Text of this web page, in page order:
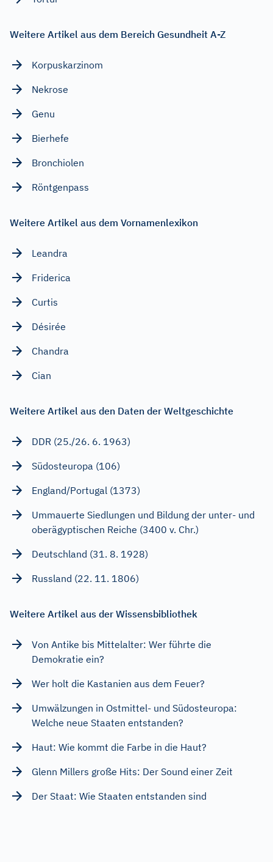
Weitere Artikel aus dem Bereich Gesundheit A-Z
Korpuskarzinom
Nekrose
Genu
Bierhefe
Bronchiolen
Röntgenpass
Weitere Artikel aus dem Vornamenlexikon
Leandra
Friderica
Curtis
Désirée
Chandra
Cian
Weitere Artikel aus den Daten der Weltgeschichte
DDR (25./26. 6. 1963)
Südosteuropa (106)
England/Portugal (1373)
Ummauerte Siedlungen und Bildung der unter- und
oberägyptischen Reiche (3400 v. Chr.)
Deutschland (31. 8. 1928)
Russland (22. 11. 1806)
Weitere Artikel aus der Wissensbibliothek
Von Antike bis Mittelalter: Wer führte die
Demokratie ein?
Wer holt die Kastanien aus dem Feuer?
Umwälzungen in Ostmittel- und Südosteuropa:
Welche neue Staaten entstanden?
Haut: Wie kommt die Farbe in die Haut?
Glenn Millers große Hits: Der Sound einer Zeit
Der Staat: Wie Staaten entstanden sind